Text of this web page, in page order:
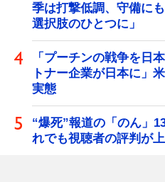
季は打撃低調、守備に
選択肢のひとつに」
「プーチンの戦争を日
トナー企業が日本に」
実態
“爆死”報道の「のん」
れでも視聴者の評判が